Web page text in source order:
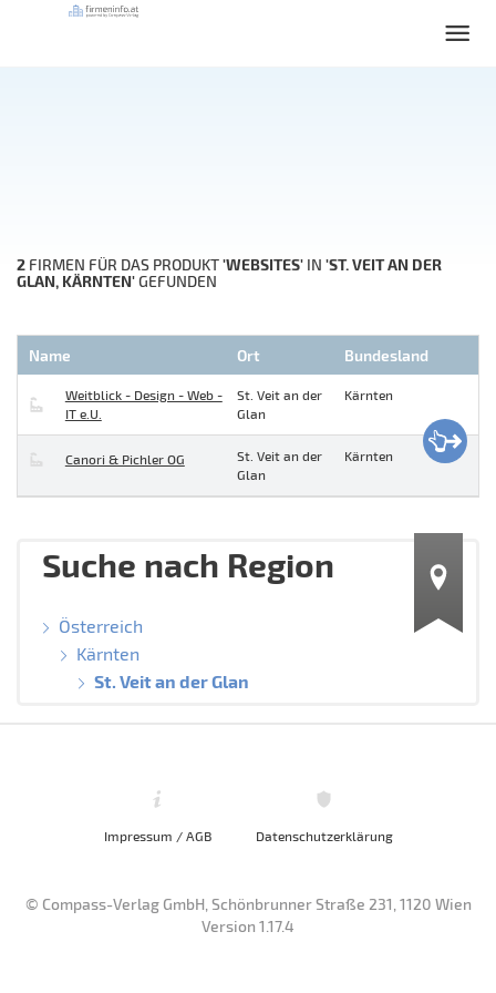
2 FIRMEN FÜR DAS PRODUKT'WEBSITES' IN 'ST. VEIT AN DER
GLAN, KÄRNTEN'GEFUNDEN
Name Ort Bundesland
Weitblick - Design - Web -
IT e.U.
St. Veit an der
Glan
Kärnten
Canori & Pichler OG
St. Veit an der
Glan
Kärnten
Suche nach Region
Österreich
Kärnten
St. Veit an der Glan
Impressum / AGB Datenschutzerklärung
© Compass-Verlag GmbH, Schönbrunner Straße 231, 1120 Wien
Version 1.17.4